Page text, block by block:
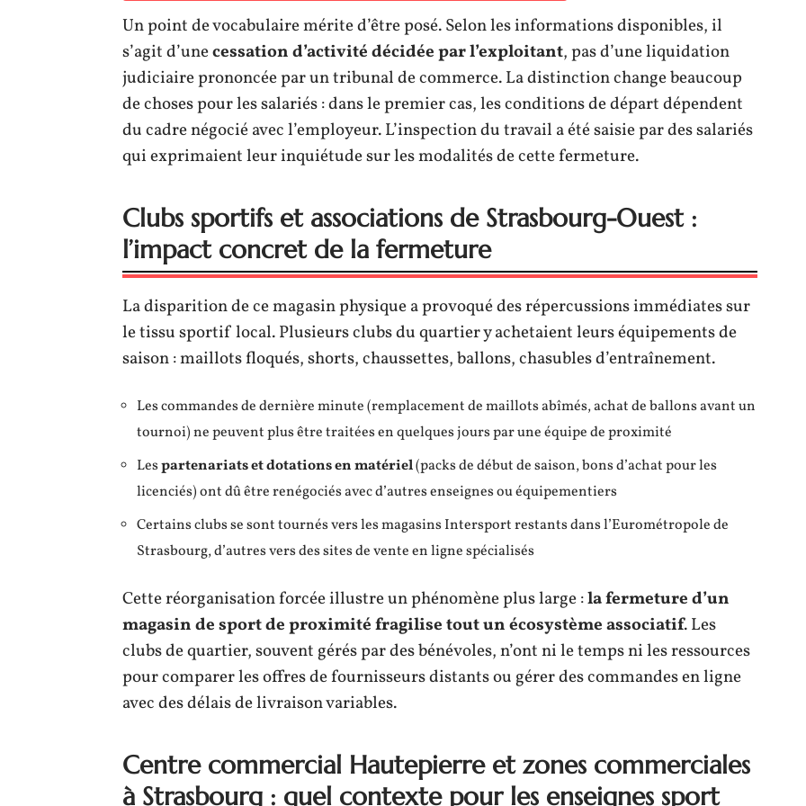
Un point de vocabulaire mérite d’être posé. Selon les informations disponibles, il
s’agit d’unecessation d’activité décidée par l’exploitant, pas d’une liquidation
judiciaire prononcée par un tribunal de commerce. La distinction change beaucoup
de choses pour les salariés : dans le premier cas, les conditions de départ dépendent
du cadre négocié avec l’employeur. L’inspection du travail a été saisie par des salariés
qui exprimaient leur inquiétude sur les modalités de cette fermeture.
Clubs sportifs et associations de Strasbourg-Ouest :
l’impact concret de la fermeture
La disparition de ce magasin physique a provoqué des répercussions immédiates sur
le tissu sportif local. Plusieurs clubs du quartier y achetaient leurs équipements de
saison : maillots floqués, shorts, chaussettes, ballons, chasubles d’entraînement.
Les commandes de dernière minute (remplacement de maillots abîmés, achat de ballons avant un
tournoi) ne peuvent plus être traitées en quelques jours par une équipe de proximité
Lespartenariats et dotations en matériel(packs de début de saison, bons d’achat pour les
licenciés) ont dû être renégociés avec d’autres enseignes ou équipementiers
Certains clubs se sont tournés vers les magasins Intersport restants dans l’Eurométropole de
Strasbourg, d’autres vers des sites de vente en ligne spécialisés
Cette réorganisation forcée illustre un phénomène plus large :la fermeture d’un
magasin de sport de proximité fragilise tout un écosystème associatif. Les
clubs de quartier, souvent gérés par des bénévoles, n’ont ni le temps ni les ressources
pour comparer les offres de fournisseurs distants ou gérer des commandes en ligne
avec des délais de livraison variables.
Centre commercial Hautepierre et zones commerciales
à Strasbourg : quel contexte pour les enseignes sport